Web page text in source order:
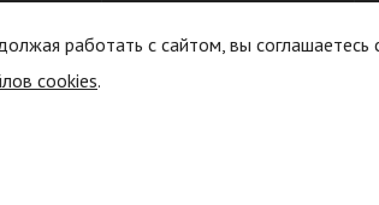
Индивидуальная
работать с сайтом, вы
cookies.